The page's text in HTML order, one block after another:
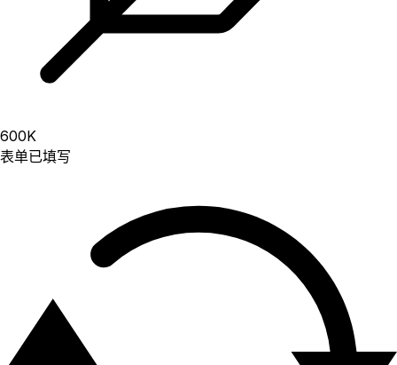
600K
表单已填写